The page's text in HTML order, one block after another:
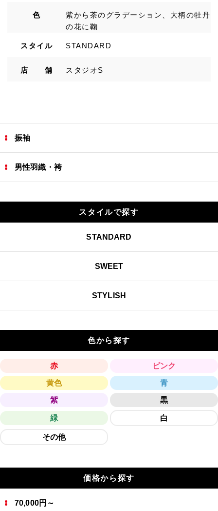
色
紫から茶のグラデーション、大柄の牡丹
の花に鞠
スタイル STANDARD
店 舗 スタジオS
振袖
男性羽織・袴
スタイルで探す
STANDARD
SWEET
STYLISH
色から探す
赤 ピンク
黄色 青
紫 黒
緑 白
その他
価格から探す
70,000円～